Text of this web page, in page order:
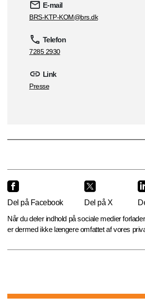
E-mail
BRS-KTP-KOM@brs.dk
Telefon
7285 2930
Link
Presse
Del på Facebook Del på X
Når du deler indhold på sociale medier
er dermed ikke længere omfattet af vores